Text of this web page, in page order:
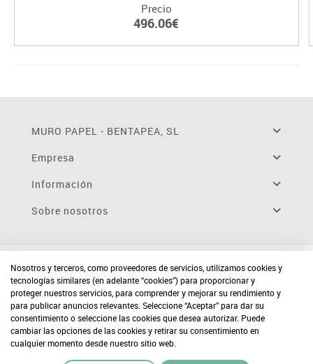
Precio
496.06€
MURO PAPEL - BENTAPEA, SL
Empresa
Información
Sobre nosotros
Nosotros y terceros, como proveedores de servicios, utilizamos cookies y
tecnologías similares (en adelante “cookies”) para proporcionar y
proteger nuestros servicios, para comprender y mejorar su rendimiento y
para publicar anuncios relevantes. Seleccione “Aceptar” para dar su
consentimiento o seleccione las cookies que desea autorizar. Puede
cambiar las opciones de las cookies y retirar su consentimiento en
cualquier momento desde nuestro sitio web.